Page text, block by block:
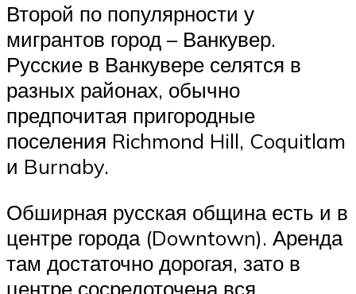
Второй по популярности у
мигрантов город – Ванкувер.
Русские в Ванкувере селятся в
разных районах, обычно
предпочитая пригородные
поселения Richmond Hill, Coquitlam
и Burnaby.
Обширная русская община есть и в
центре города (Downtown). Аренда
там достаточно дорогая, зато в
центре сосредоточена вся